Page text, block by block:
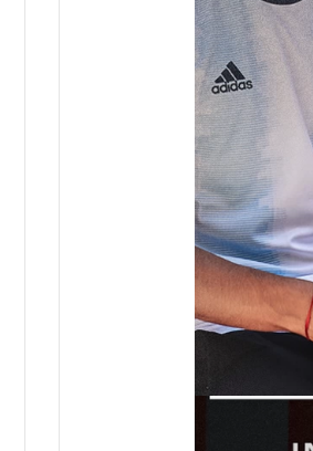
bóng đá lửa phổ
biến Đức reusch
Hyun Chí thủ môn
không bảo vệ ngón
tay trẻ em găng tay
thủ môn người lớn
Hyun Chí mà không
cần tấm lót ngón
găng tay thủ môn
chuyên nghiệp thủ
môn bóng đá G3SP
mủ lửa nửa ống
dùng để vận chuyển
G3FUSION đầu với